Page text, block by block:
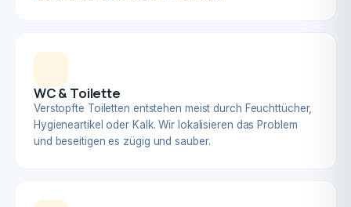
WC & Toilette
Verstopfte Toiletten entstehen meist durch Feuchttücher,
Hygieneartikel oder Kalk. Wir lokalisieren das Problem
und beseitigen es zügig und sauber.